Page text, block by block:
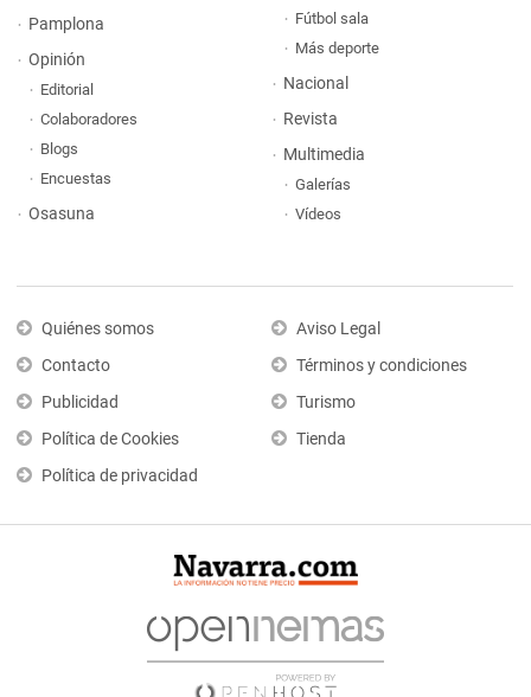
Pamplona
Opinión
Editorial
Colaboradores
Blogs
Encuestas
Osasuna
Fútbol sala
Más deporte
Nacional
Revista
Multimedia
Galerías
Vídeos
Quiénes somos
Contacto
Publicidad
Política de Cookies
Política de privacidad
Aviso Legal
Términos y condiciones
Turismo
Tienda